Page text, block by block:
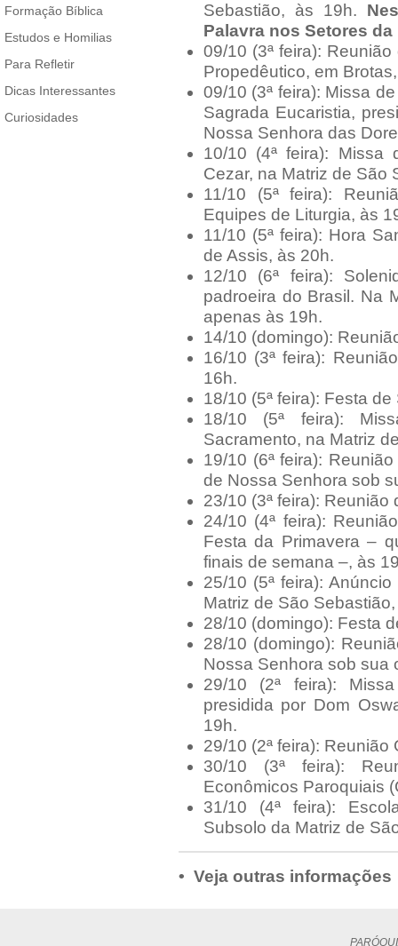
Formação Bíblica
Estudos e Homilias
Para Refletir
Dicas Interessantes
Curiosidades
Sebastião, às 19h.
Palavra nos Setores
09/10 (3ª feira):
Propedêutico, em
09/10 (3ª feira): Missa
Sagrada Eucaristia,
Nossa Senhora das
10/10 (4ª feira): Missa
Cezar, na Matriz de São
11/10 (5ª feira):
Equipes de Liturgia, às
11/10 (5ª feira): Hora
de Assis, às 20h.
12/10 (6ª feira):
padroeira do Brasil. Na
apenas às 19h.
14/10 (domingo):
16/10 (3ª feira):
16h.
18/10 (5ª feira): Festa
18/10 (5ª feira):
Sacramento, na Matriz
19/10 (6ª feira):
de Nossa Senhora sob
23/10 (3ª feira):
24/10 (4ª feira):
Festa da Primavera –
finais de semana –, às
25/10 (5ª feira):
Matriz de São
28/10 (domingo): Festa
28/10 (domingo):
Nossa Senhora sob sua
29/10 (2ª feira):
presidida por Dom
19h.
29/10 (2ª feira):
30/10 (3ª feira):
Econômicos Paroquiais
31/10 (4ª feira):
Subsolo da Matriz de
• Veja outras informações